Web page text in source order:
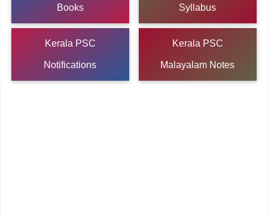
Books Syllabus
Kerala PSC
Notifications
Kerala PSC
Malayalam Notes